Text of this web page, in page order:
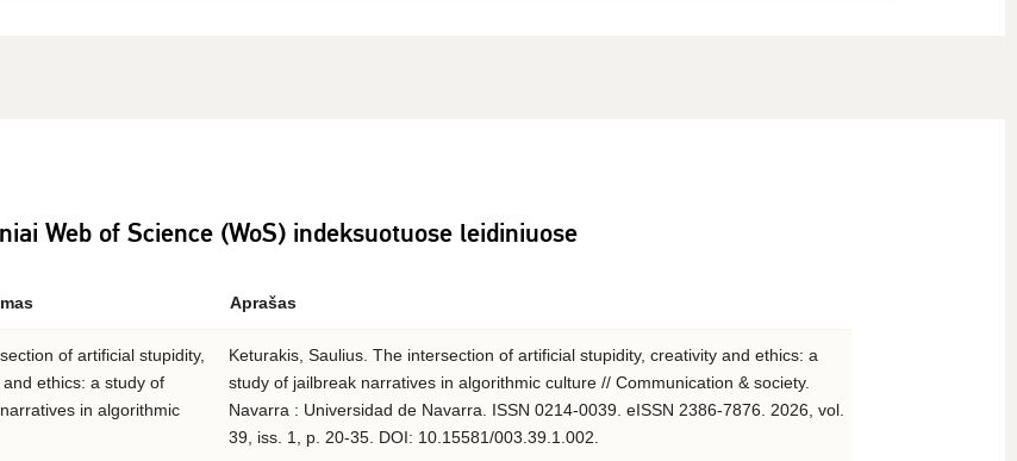
Web of Science (WoS) indeksuotuose leidiniuose
Aprašas
of artificial stupidity,
ethics: a study of
in algorithmic
Keturakis, Saulius. The intersection of artificial stupidity, creativity and ethics: a
study of jailbreak narratives in algorithmic culture // Communication & society.
Navarra : Universidad de Navarra. ISSN 0214-0039. eISSN 2386-7876. 2026, vol.
39, iss. 1, p. 20-35. DOI: 10.15581/003.39.1.002.